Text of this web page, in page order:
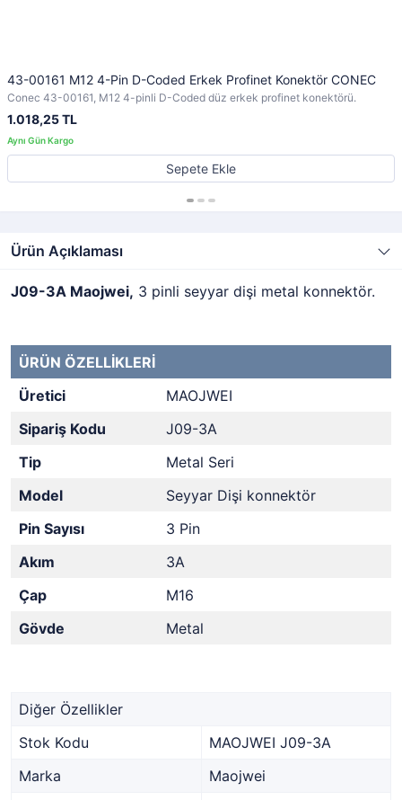
43-00161 M12 4-Pin D-Coded Erkek Profinet Konektör CONEC
Conec 43-00161, M12 4-pinli D-Coded düz erkek profinet konektörü.
1.018,25 TL
Sepete Ekle
Ürün Açıklaması
J09-3A Maojwei, 3 pinli seyyar dişi metal konnektör.
ÜRÜN ÖZELLİKLERİ
Üretici
MAOJWEI
Sipariş Kodu
J09-3A
Tip
Metal Seri
Model
Seyyar Dişi konnektör
Pin Sayısı
3 Pin
Akım
3A
Çap
M16
Gövde
Metal
Diğer Özellikler
Stok Kodu
MAOJWEI J09-3A
Marka
Maojwei